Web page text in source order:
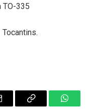
TO-335
Copy